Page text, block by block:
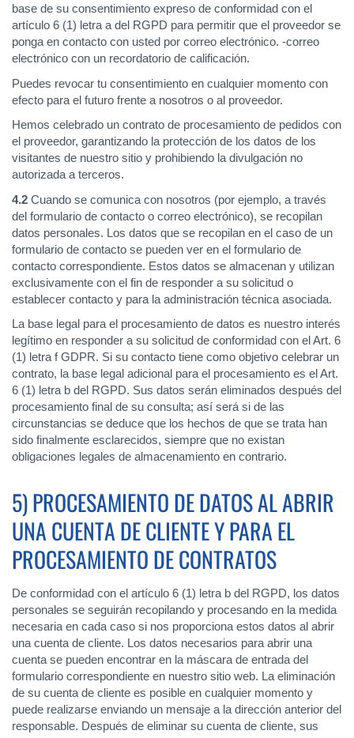
base de su consentimiento expreso de conformidad con el
artículo 6 (1) letra a del RGPD para permitir que el proveedor se
ponga en contacto con usted por correo electrónico. -correo
electrónico con un recordatorio de calificación.
Puedes revocar tu consentimiento en cualquier momento con
efecto para el futuro frente a nosotros o al proveedor.
Hemos celebrado un contrato de procesamiento de pedidos con
el proveedor, garantizando la protección de los datos de los
visitantes de nuestro sitio y prohibiendo la divulgación no
autorizada a terceros.
4.2 Cuando se comunica con nosotros (por ejemplo, a través
del formulario de contacto o correo electrónico), se recopilan
datos personales. Los datos que se recopilan en el caso de un
formulario de contacto se pueden ver en el formulario de
contacto correspondiente. Estos datos se almacenan y utilizan
exclusivamente con el fin de responder a su solicitud o
establecer contacto y para la administración técnica asociada.
La base legal para el procesamiento de datos es nuestro interés
legítimo en responder a su solicitud de conformidad con el Art. 6
(1) letra f GDPR. Si su contacto tiene como objetivo celebrar un
contrato, la base legal adicional para el procesamiento es el Art.
6 (1) letra b del RGPD. Sus datos serán eliminados después del
procesamiento final de su consulta; así será si de las
circunstancias se deduce que los hechos de que se trata han
sido finalmente esclarecidos, siempre que no existan
obligaciones legales de almacenamiento en contrario.
5) PROCESAMIENTO DE DATOS AL ABRIR
UNA CUENTA DE CLIENTE Y PARA EL
PROCESAMIENTO DE CONTRATOS
De conformidad con el artículo 6 (1) letra b del RGPD, los datos
personales se seguirán recopilando y procesando en la medida
necesaria en cada caso si nos proporciona estos datos al abrir
una cuenta de cliente. Los datos necesarios para abrir una
cuenta se pueden encontrar en la máscara de entrada del
formulario correspondiente en nuestro sitio web. La eliminación
de su cuenta de cliente es posible en cualquier momento y
puede realizarse enviando un mensaje a la dirección anterior del
responsable. Después de eliminar su cuenta de cliente, sus